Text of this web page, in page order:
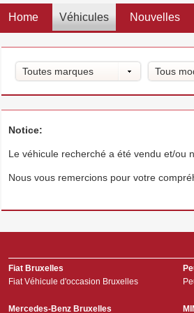
Home Véhicules Nouvelles
Toutes marques Tous
Notice:
Le véhicule recherché a été vendu et/ou
Nous vous remercions pour votre
Fiat Bruxelles
Fiat Véhicule d'occasion Bruxelles
Mercedes-Benz Bruxelles